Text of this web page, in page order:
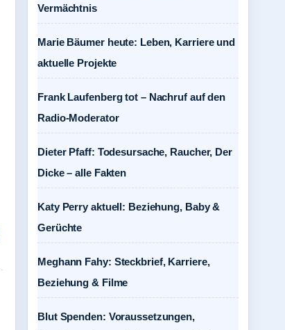
Vermächtnis
Marie Bäumer heute: Leben, Karriere und
aktuelle Projekte
Frank Laufenberg tot – Nachruf auf den
Radio-Moderator
Dieter Pfaff: Todesursache, Raucher, Der
Dicke – alle Fakten
Katy Perry aktuell: Beziehung, Baby &
Gerüchte
Meghann Fahy: Steckbrief, Karriere,
Beziehung & Filme
Blut Spenden: Voraussetzungen,